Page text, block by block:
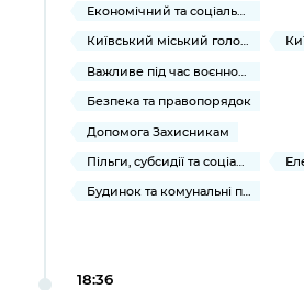
Економічний та соціальний розвиток
Київський міський голова
Важливе під час воєнного стану
Безпека та правопорядок
Допомога Захисникам
Пільги, субсидії та соціальний захист
Будинок та комунальні послуги
18:36